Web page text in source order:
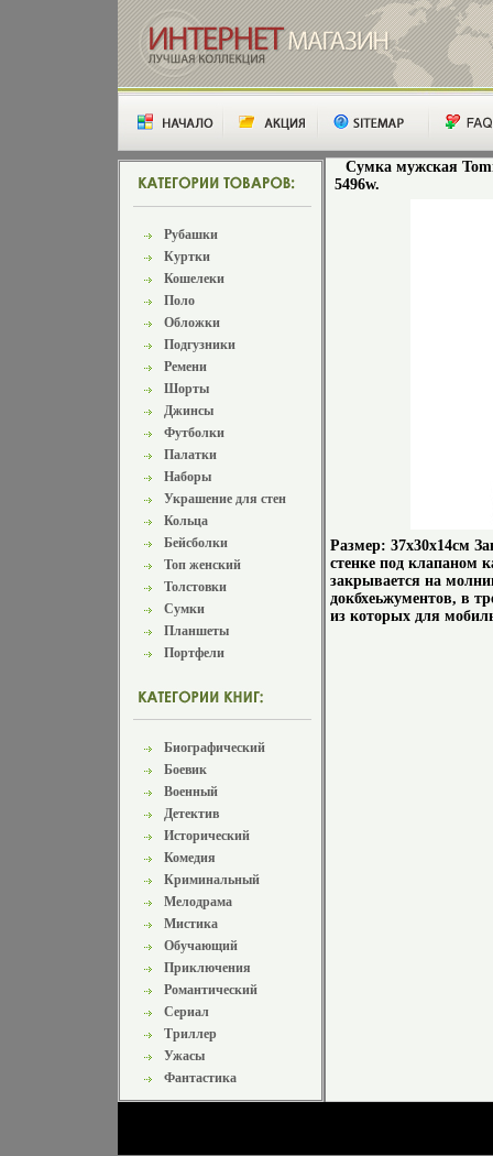
Рубашки
Куртки
Кошелеки
Поло
Обложки
Подгузники
Ремени
Шорты
Джинсы
Футболки
Палатки
Наборы
Украшение для стен
Кольца
Бейсболки
Топ женский
Толстовки
Сумки
Планшеты
Портфели
Биографический
Боевик
Военный
Детектив
Исторический
Комедия
Криминальный
Мелодрама
Мистика
Обучающий
Приключения
Романтический
Сериал
Триллер
Ужасы
Фантастика
Сумка мужская
5496w.
Размер: 37х30х14см
стенке под клапаном
закрывается на
докбхеьжументов, в
из которых для